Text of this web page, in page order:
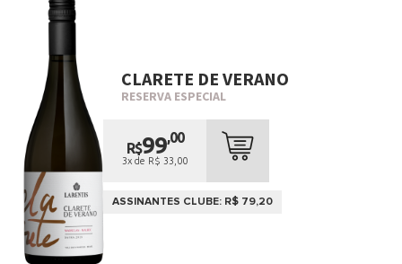
CLARETE DE VERANO
RESERVA ESPECIAL
R$99,00
3x de R$ 33,00
ASSINANTES CLUBE: R$ 79,20